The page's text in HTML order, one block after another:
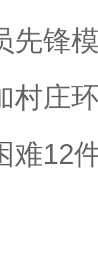
先锋
村庄
难12